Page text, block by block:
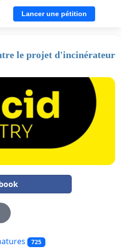
Lancer une pétition
le projet d'incinérateur
725